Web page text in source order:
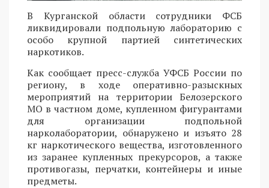
В Курганской области сотрудники ФСБ
ликвидировали подпольную лабораторию с
особо крупной партией синтетических
наркотиков.
Как сообщает пресс-служба УФСБ России по
региону, в ходе оперативно-разыскных
мероприятий на территории Белозерского
МО в частном доме, купленном фигурантами
для организации подпольной
нарколаборатории, обнаружено и изъято 28
кг наркотического вещества, изготовленного
из заранее купленных прекурсоров, а также
противогазы, перчатки, контейнеры и иные
предметы.